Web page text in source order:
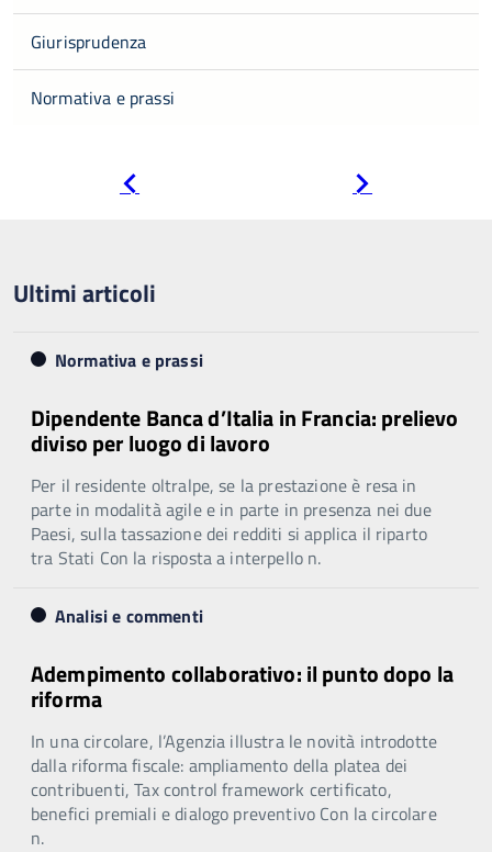
Giurisprudenza
Normativa e prassi
Ultimi articoli
Normativa e prassi
Dipendente Banca d’Italia in Francia: prelievo
diviso per luogo di lavoro
Per il residente oltralpe, se la prestazione è resa in
parte in modalità agile e in parte in presenza nei due
Paesi, sulla tassazione dei redditi si applica il riparto
tra Stati Con la risposta a interpello n.
Analisi e commenti
Adempimento collaborativo: il punto dopo la
riforma
In una circolare, l’Agenzia illustra le novità introdotte
dalla riforma fiscale: ampliamento della platea dei
contribuenti, Tax control framework certificato,
benefici premiali e dialogo preventivo Con la circolare
n.